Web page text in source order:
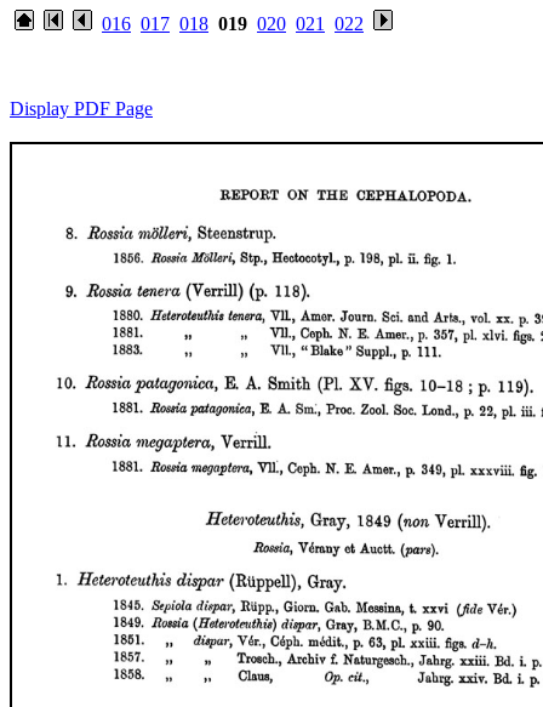
016 017 018 019 020 021 022
Display PDF Page